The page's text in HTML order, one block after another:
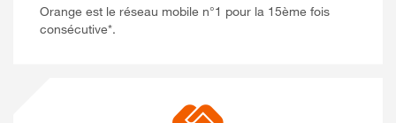
Orange est le réseau mobile n°1 pour la 15ème fois
consécutive*.